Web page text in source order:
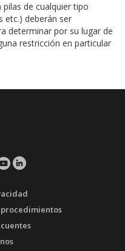
de cualquier tipo
etc.) deberán ser
determinar por su lugar de
restricción en particular